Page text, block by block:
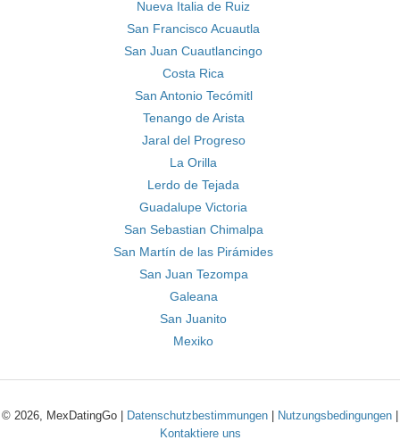
Nueva Italia de Ruiz
San Francisco Acuautla
San Juan Cuautlancingo
Costa Rica
San Antonio Tecómitl
Tenango de Arista
Jaral del Progreso
La Orilla
Lerdo de Tejada
Guadalupe Victoria
San Sebastian Chimalpa
San Martín de las Pirámides
San Juan Tezompa
Galeana
San Juanito
Mexiko
© 2026, MexDatingGo | Datenschutzbestimmungen Nutzungsbedingungen
Kontaktiere uns